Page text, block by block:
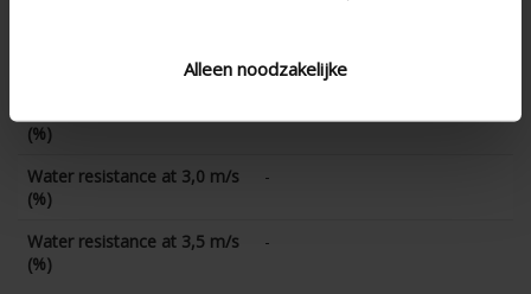
Alleen noodzakelijke
(%)
Water resistance at 3,0 m/s
(%)
-
Water resistance at 3,5 m/s
(%)
-